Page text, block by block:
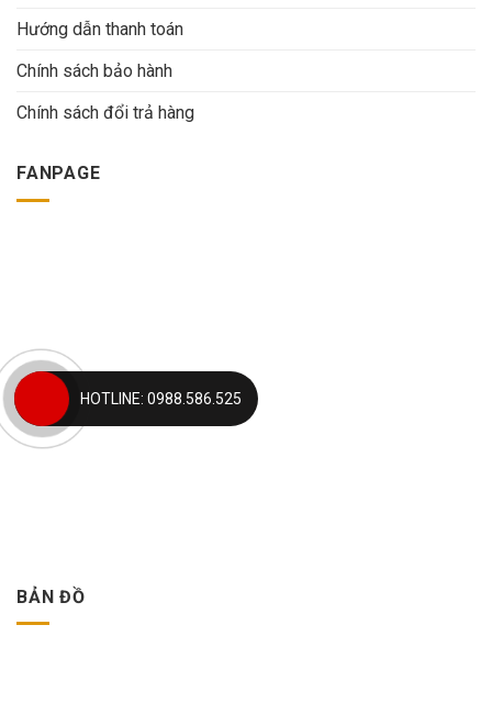
Hướng dẫn thanh toán
Chính sách bảo hành
Chính sách đổi trả hàng
FANPAGE
BẢN ĐỒ
HOTLINE: 0988.586.525